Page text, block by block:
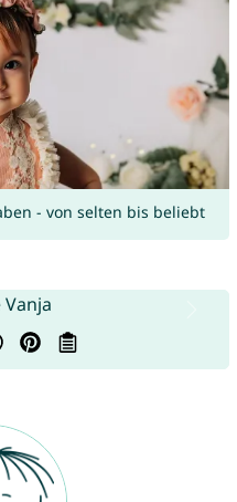
- von selten bis beliebt